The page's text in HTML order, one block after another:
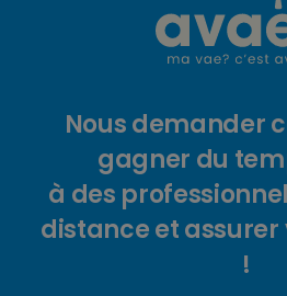
Nous demander
gagner du
à des
distance et assurer
!